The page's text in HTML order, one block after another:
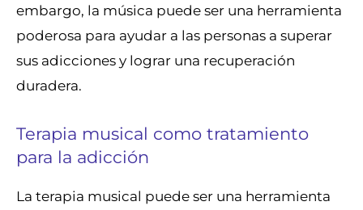
embargo, la música puede ser una herramienta
poderosa para ayudar a las personas a superar
sus adicciones y lograr una recuperación
duradera.
Terapia musical como tratamiento
para la adicción
La terapia musical puede ser una herramienta